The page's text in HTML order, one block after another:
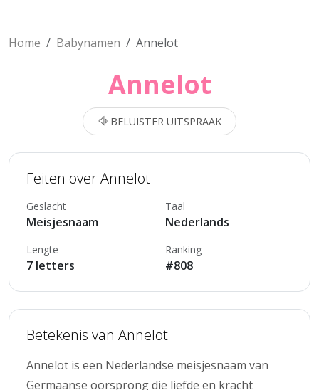
Home Babynamen Annelot
Annelot
BELUISTER UITSPRAAK
Feiten over Annelot
Geslacht
Meisjesnaam
Taal
Nederlands
Lengte
7 letters
Ranking
#808
Betekenis van Annelot
Annelot is een Nederlandse meisjesnaam van
Germaanse oorsprong die liefde en kracht